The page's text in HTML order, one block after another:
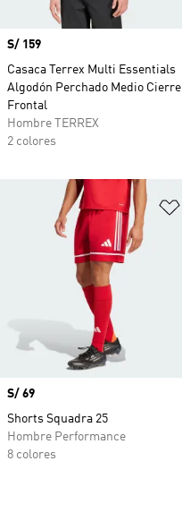
Precio
S/ 159
Casaca Terrex Multi Essentials
Algodón Perchado Medio Cierre
Frontal
Hombre TERREX
2 colores
Precio
S/ 69
Shorts Squadra 25
Hombre Performance
8 colores